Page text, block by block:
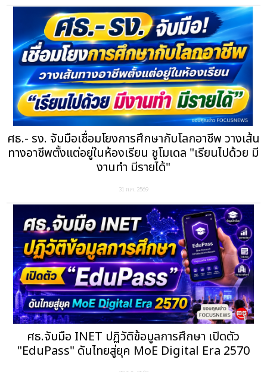
ศธ.- รง. จับมือเชื่อมโยงการศึกษากับโลกอาชีพ วางเส้น
ทางอาชีพตั้งแต่อยู่ในห้องเรียน ชูโมเดล "เรียนไปด้วย มี
งานทำ มีรายได้"
31 ก.ค. 2569
ศธ.จับมือ INET ปฏิวัติข้อมูลการศึกษา เปิดตัว
"EduPass" ดันไทยสู่ยุค MoE Digital Era 2570